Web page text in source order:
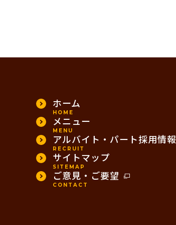
ホーム
HOME
メニュー
MENU
アルバイト・パート採用情報
RECRUIT
サイトマップ
SITEMAP
ご意見・ご要望
CONTACT